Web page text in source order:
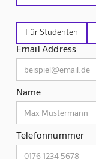
Für Studenten
Email Address
Name
Telefonnummer